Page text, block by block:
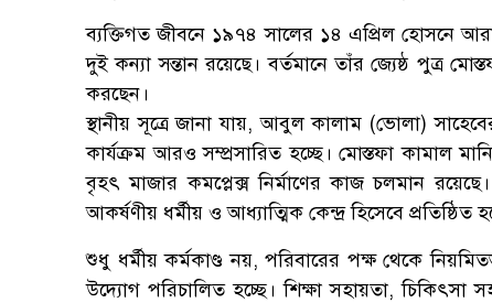
ব্যক্তিগত জীবনে ১৯৭৪ সালের ১৪ এপ্রিল হোসনে
দুই কন্যা সন্তান রয়েছে। বর্তমানে তাঁর জ্যেষ্ঠ পুত্র
করছেন।
স্থানীয় সূত্রে জানা যায়, আবুল কালাম (ভোলা)
কার্যক্রম আরও সম্প্রসারিত হচ্ছে। মোস্তফা কামাল
বৃহৎ মাজার কমপ্লেক্স নির্মাণের কাজ চলমান
আকর্ষণীয় ধর্মীয় ও আধ্যাত্মিক কেন্দ্র হিসেবে প্রতিষ্ঠিত
শুধু ধর্মীয় কর্মকাণ্ড নয়, পরিবারের পক্ষ থেকে
উদ্যোগ পরিচালিত হচ্ছে। শিক্ষা সহায়তা, চিকিৎসা